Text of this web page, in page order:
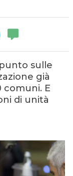
sulle
già
comuni. E
di unità